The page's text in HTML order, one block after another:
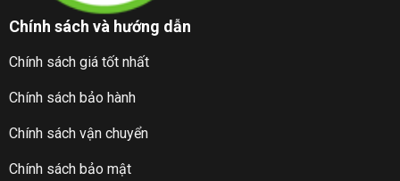
Chính sách và hướng dẫn
Chính sách giá tốt nhất
Chính sách bảo hành
Chính sách vận chuyển
Chính sách bảo mật